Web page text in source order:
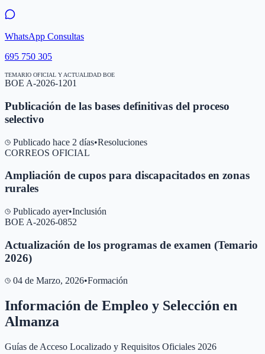
WhatsApp Consultas
695 750 305
TEMARIO OFICIAL Y ACTUALIDAD BOE
BOE A-2026-1201
Publicación de las bases definitivas del proceso
selectivo
Publicado hace 2 días•Resoluciones
CORREOS OFICIAL
Ampliación de cupos para discapacitados en zonas
rurales
Publicado ayer•Inclusión
BOE A-2026-0852
Actualización de los programas de examen (Temario
2026)
04 de Marzo, 2026•Formación
Información de Empleo y Selección en
Almanza
Guías de Acceso Localizado y Requisitos Oficiales 2026